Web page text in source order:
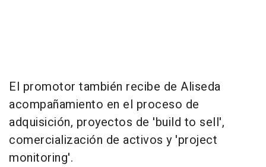
El promotor también recibe de Aliseda
acompañamiento en el proceso de
adquisición, proyectos de 'build to sell',
comercialización de activos y 'project
monitoring'.